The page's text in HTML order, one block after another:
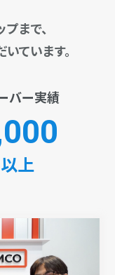
まで、
ています。
バー実績
上